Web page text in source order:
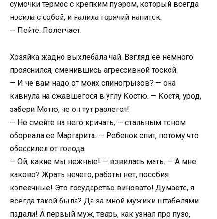
сумочки термос с крепким пуэром, который всегда
носила с собой, и налила горячий напиток.
— Пейте. Полегчает.
Хозяйка жадно выхлебала чай. Взгляд ее немного
прояснился, сменившись агрессивной тоской.
— И че вам надо от моих спиногрызов? — она
кивнула на сжавшегося в углу Костю. — Костя, урод,
забери Мотю, че он тут разлегся!
— Не смейте на него кричать, — стальным тоном
оборвала ее Маргарита. — Ребенок спит, потому что
обессилел от голода.
— Ой, какие мы нежные! — взвилась мать. — А мне
каково? Жрать нечего, работы нет, пособия
копеечные! Это государство виновато! Думаете, я
всегда такой была? Да за мной мужики штабелями
падали! А первый муж, тварь, как узнал про пузо,